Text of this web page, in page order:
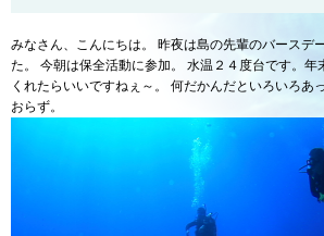
みなさん、こんにちは。 昨夜は島の先輩のバースデ
た。 今朝は保全活動に参加。 水温２４度台です。年
くれたらいいですねぇ～。 何だかんだといろいろあ
おらず。